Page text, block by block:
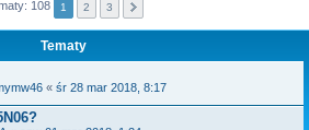
108 1 2 3
Tematy
« śr 28 mar 2018, 8:17